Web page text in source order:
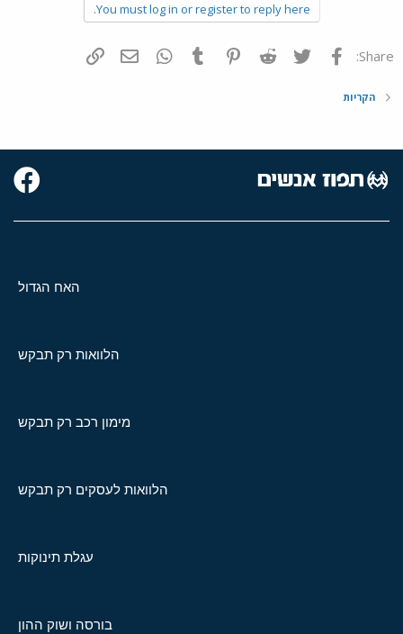
You must log in or register to reply here.
Share: פייסבוק Twitter
Reddit
Pinterest
Tumblr
WhatsAppדואר אלקטרוני
הקריות
האח הגדול
הלוואות רק תבקש
מימון רכב רק תבקש
הלוואות לעסקים רק תבקש
עגלת תינוקות
בורסה ושוק ההון